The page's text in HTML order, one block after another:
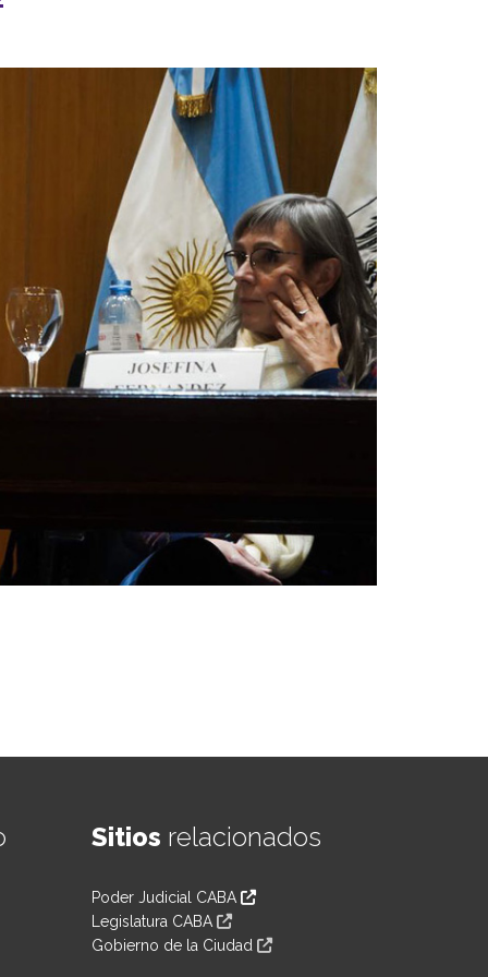
Sitios relacionados
Poder Judicial CABA
Legislatura CABA
Gobierno de la Ciudad